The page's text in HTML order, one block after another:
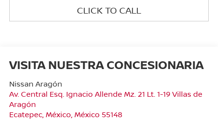
CLICK TO CALL
VISITA NUESTRA CONCESIONARIA
Nissan Aragón
Av. Central Esq. Ignacio Allende Mz. 21 Lt. 1-19 Villas de
Aragón
Ecatepec, México, México 55148